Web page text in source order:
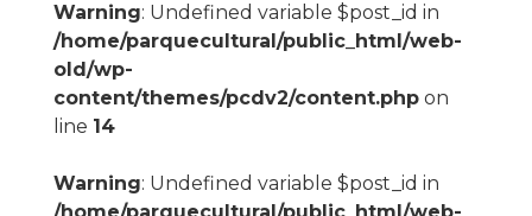
Warning: Undefined variable $post_id in
/home/parquecultural/public_html/web-
old/wp-
content/themes/pcdv2/content.phpon
line 14
Warning: Undefined variable $post_id in